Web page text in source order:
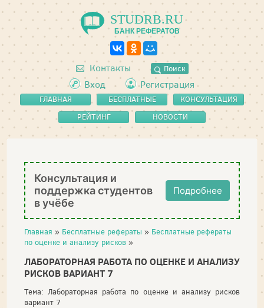
STUDRB.RU
БАНК РЕФЕРАТОВ
Контакты Поиск
Вход Регистрация
ГЛАВНАЯ
БЕСПЛАТНЫЕ
РЕФЕРАТЫ
КОНСУЛЬТАЦИЯ
РЕЙТИНГ
НОВОСТИ
Консультация и
поддержка студентов
в учёбе
Подробнее
Главная » Бесплатные рефераты » Бесплатные рефераты
по оценке и анализу рисков »
ЛАБОРАТОРНАЯ РАБОТА ПО ОЦЕНКЕ И АНАЛИЗУ
РИСКОВ ВАРИАНТ 7
Тема: Лабораторная работа по оценке и анализу рисков
вариант 7